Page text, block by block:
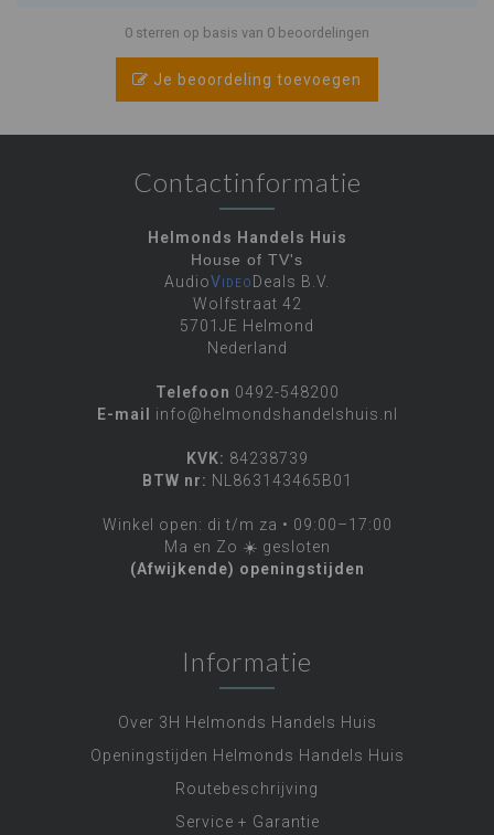
0 sterren op basis van 0 beoordelingen
Je beoordeling toevoegen
Contactinformatie
Helmonds Handels Huis
House of TV's
AudioVideo Deals B.V.
Wolfstraat 42
5701JE Helmond
Nederland
Telefoon 0492-548200
E-mail
info@helmondshandelshuis.nl
KVK: 84238739
BTW nr: NL863143465B01
Winkel open: di t/m za • 09:00–17:00
Ma en Zo ☀️ gesloten
(Afwijkende) openingstijden
Informatie
Over 3H Helmonds Handels Huis
Openingstijden Helmonds Handels Huis
Routebeschrijving
Service + Garantie